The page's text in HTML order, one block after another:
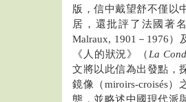
版，信中戴望舒不僅以
居，還批評了法國著
Malraux, 1901－1976
《人的狀況》（ La
文將以此信為出發點，
鏡像（miroirs-croisés
態，並略述中國現代派